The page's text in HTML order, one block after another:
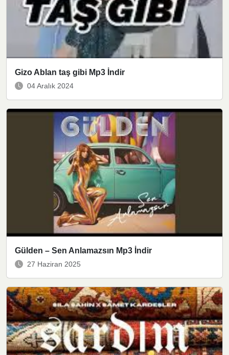
Gizo Ablan taş gibi Mp3 İndir
04 Aralık 2024
Gülden – Sen Anlamazsın Mp3 İndir
27 Haziran 2025